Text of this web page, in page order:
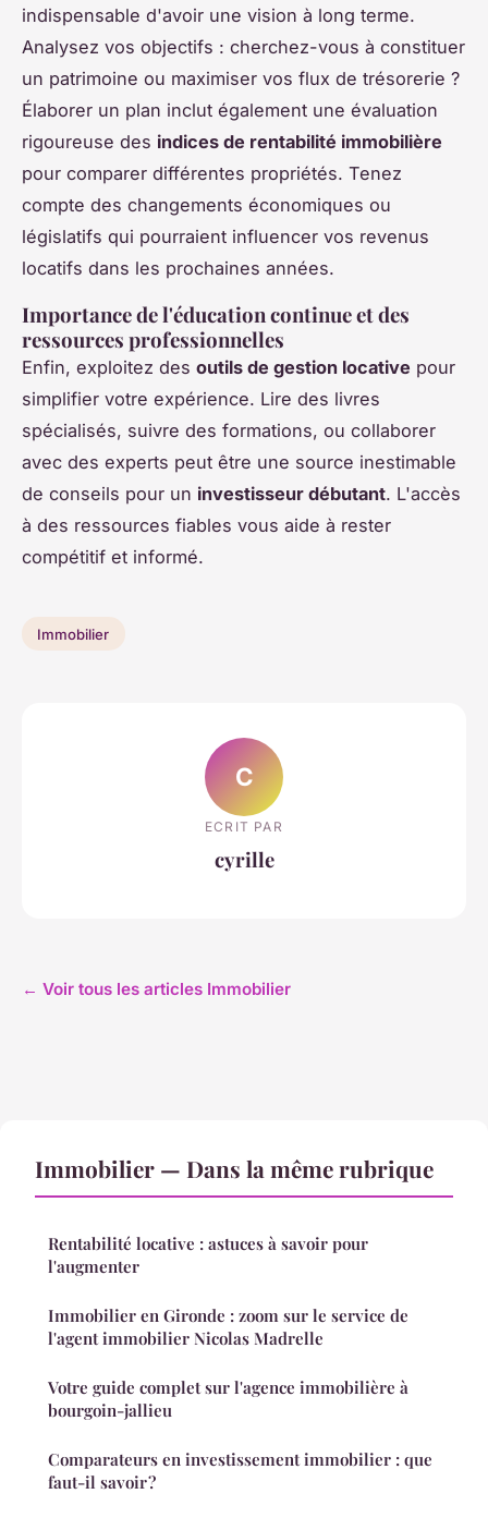
indispensable d'avoir une vision à long terme.
Analysez vos objectifs : cherchez-vous à constituer
un patrimoine ou maximiser vos flux de trésorerie ?
Élaborer un plan inclut également une évaluation
rigoureuse des indices de rentabilité immobilière
pour comparer différentes propriétés. Tenez
compte des changements économiques ou
législatifs qui pourraient influencer vos revenus
locatifs dans les prochaines années.
Importance de l'éducation continue et des
ressources professionnelles
Enfin, exploitez des outils de gestion locative pour
simplifier votre expérience. Lire des livres
spécialisés, suivre des formations, ou collaborer
avec des experts peut être une source inestimable
de conseils pour un investisseur débutant. L'accès
à des ressources fiables vous aide à rester
compétitif et informé.
Immobilier
C
ECRIT PAR
cyrille
← Voir tous les articles Immobilier
Immobilier — Dans la même rubrique
Rentabilité locative : astuces à savoir pour
l'augmenter
Immobilier en Gironde : zoom sur le service de
l'agent immobilier Nicolas Madrelle
Votre guide complet sur l'agence immobilière à
bourgoin-jallieu
Comparateurs en investissement immobilier : que
faut-il savoir ?